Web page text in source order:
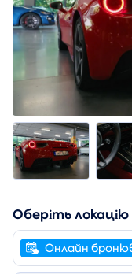
Оберіть
Онлайн